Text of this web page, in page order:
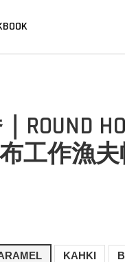
ROUND
工作漁夫
KAHKI